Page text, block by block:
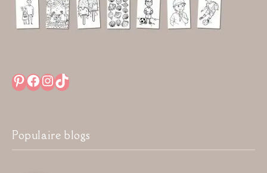
Pinterest
Facebook
Instagram
TikTok
Populaire blogs